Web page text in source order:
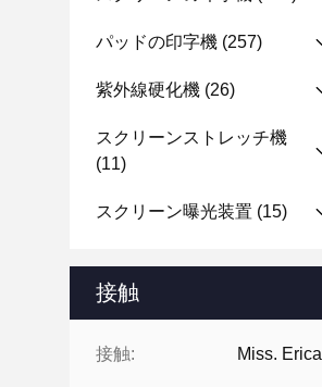
パッドの印字機 (257)
紫外線硬化機 (26)
スクリーンストレッチ機
(11)
スクリーン曝光装置 (15)
接触
接触: Miss. Erica